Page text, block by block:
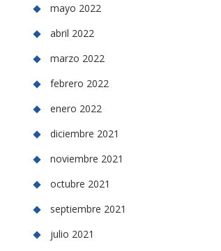
mayo 2022
abril 2022
marzo 2022
febrero 2022
enero 2022
diciembre 2021
noviembre 2021
octubre 2021
septiembre 2021
julio 2021